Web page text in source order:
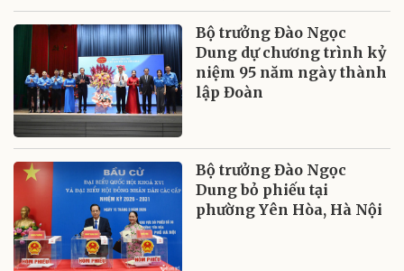
Bộ trưởng Đào Ngọc
Dung dự chương trình kỷ
niệm 95 năm ngày thành
lập Đoàn
Bộ trưởng Đào Ngọc
Dung bỏ phiếu tại
phường Yên Hòa, Hà Nội